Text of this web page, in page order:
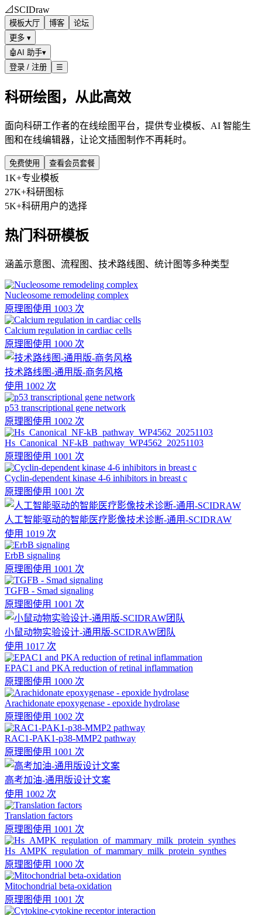
📐 SCIDraw
模板大厅 博客
论坛
更多 ▾
🤖AI 助手▾
登录 / 注册
☰
科研绘图，从此高效
面向科研工作者的在线绘图平台，提供专业模板、AI 智能生
图和在线编辑器，让论文插图制作不再耗时。
免费使用 查看会员套餐
1K+专业模板
27K+科研图标
5K+科研用户的选择
热门科研模板
涵盖示意图、流程图、技术路线图、统计图等多种类型
Nucleosome remodeling complex
原理图使用 1003 次
Calcium regulation in cardiac cells
原理图使用 1000 次
技术路线图-通用版-商务风格
使用 1002 次
p53 transcriptional gene network
原理图使用 1002 次
Hs_Canonical_NF-kB_pathway_WP4562_20251103
原理图使用 1001 次
Cyclin-dependent kinase 4-6 inhibitors in breast c
原理图使用 1001 次
人工智能驱动的智能医疗影像技术诊断-通用-SCIDRAW
使用 1019 次
ErbB signaling
原理图使用 1001 次
TGFB - Smad signaling
原理图使用 1001 次
小鼠动物实验设计-通用版-SCIDRAW团队
使用 1017 次
EPAC1 and PKA reduction of retinal inflammation
原理图使用 1000 次
Arachidonate epoxygenase - epoxide hydrolase
原理图使用 1002 次
RAC1-PAK1-p38-MMP2 pathway
原理图使用 1001 次
高考加油-通用版设计文案
使用 1002 次
Translation factors
原理图使用 1001 次
Hs_AMPK_regulation_of_mammary_milk_protein_synthes
原理图使用 1000 次
Mitochondrial beta-oxidation
原理图使用 1001 次